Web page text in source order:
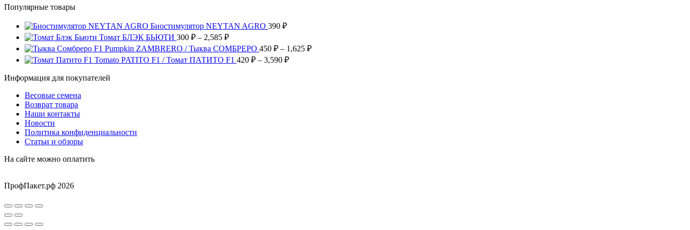
товара.
Опции
выбрать
на
странице
товара.
вариаций.
Опции
можно
выбрать
на
товара.
Популярные товары
Биостимулятор NEYTAN AGRO 390 ₽
Томат БЛЭК БЬЮТИ 300 ₽ – 2,585 ₽Диапазон
цен:
300 ₽
–
Pumpkin ZAMBRERO / Тыква СОМБРЕРО 450 ₽ – 1,625 ₽Диапазон
Tomato PATITO F1 / Томат ПАТИТО F1 420 ₽ – 3,590 ₽Диапазон
Информация для покупателей
Весовые семена
Возврат товара
Наши контакты
Новости
Политика конфиденциальности
Статьи и обзоры
На сайте можно оплатить
ПрофПакет.рф 2026
Вверх